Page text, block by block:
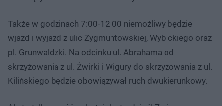
Także w godzinach 7:00-12:00 niemożliwy będzie
wjazd i wyjazd z ulic Zygmuntowskiej, Wybickiego oraz
pl. Grunwaldzki. Na odcinku ul. Abrahama od
skrzyżowania z ul. Żwirki i Wigury do skrzyżowania z ul.
Kilińskiego będzie obowiązywał ruch dwukierunkowy.